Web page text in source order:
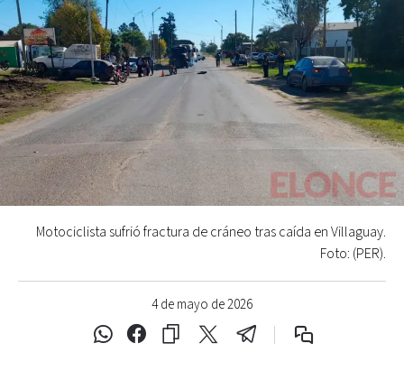
4 de mayo de 2026
Motociclista sufrió fractura de cráneo tras caída en Villaguay.
Foto: (PER).